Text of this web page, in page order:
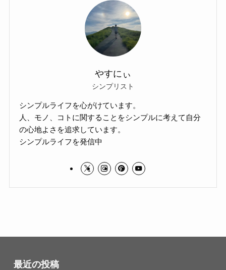
やすにぃ
シンプリスト
シンプルライフを心がけています。
人、モノ、コトに関することをシンプルに考えて自分
の心地よさを追求しています。
シンプルライフを発信中
最近の投稿